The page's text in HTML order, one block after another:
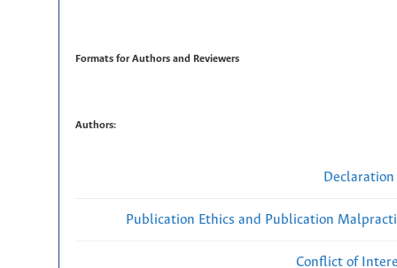
Formats for Authors and Reviewers
Authors:
Publication Ethics and Publication
Conflict of